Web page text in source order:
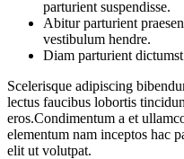
parturient suspendisse.
Abitur parturient
vestibulum hendre.
Diam parturient
Scelerisque adipiscing
lectus faucibus lobortis
eros.Condimentum a et
elementum nam inceptos hac
elit ut volutpat.